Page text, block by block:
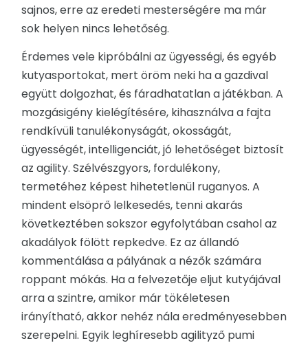
sajnos, erre az eredeti mesterségére ma már
sok helyen nincs lehetőség.
Érdemes vele kipróbálni az ügyességi, és egyéb
kutyasportokat, mert öröm neki ha a gazdival
együtt dolgozhat, és fáradhatatlan a játékban. A
mozgásigény kielégítésére, kihasználva a fajta
rendkívüli tanulékonyságát, okosságát,
ügyességét, intelligenciát, jó lehetőséget biztosít
az agility. Szélvészgyors, fordulékony,
termetéhez képest hihetetlenül ruganyos. A
mindent elsöprő lelkesedés, tenni akarás
következtében sokszor egyfolytában csahol az
akadályok fölött repkedve. Ez az állandó
kommentálása a pályának a nézők számára
roppant mókás. Ha a felvezetője eljut kutyájával
arra a szintre, amikor már tökéletesen
irányítható, akkor nehéz nála eredményesebben
szerepelni. Egyik leghíresebb agilityző pumi